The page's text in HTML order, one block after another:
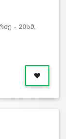
- 20სმ,